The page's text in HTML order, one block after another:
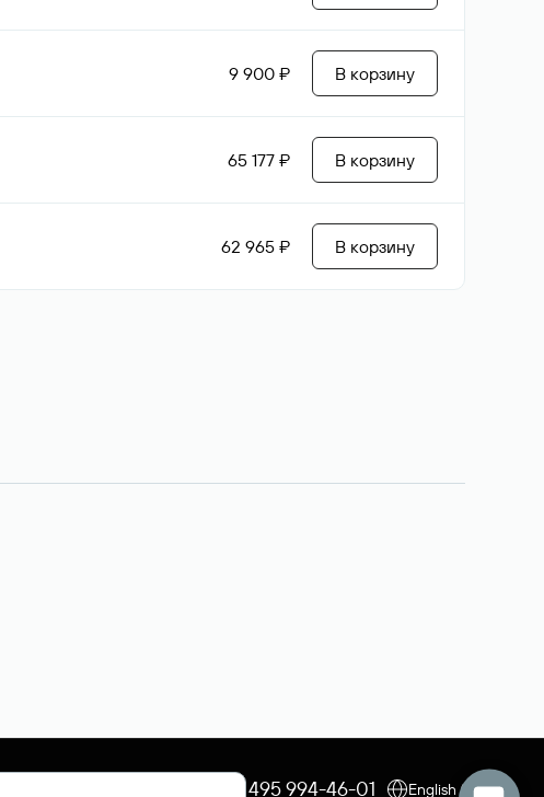
9 900 ₽ В корзину
65 177 ₽ В корзину
62 965 ₽ В корзину
+7 495 994-46-01 English (USD)